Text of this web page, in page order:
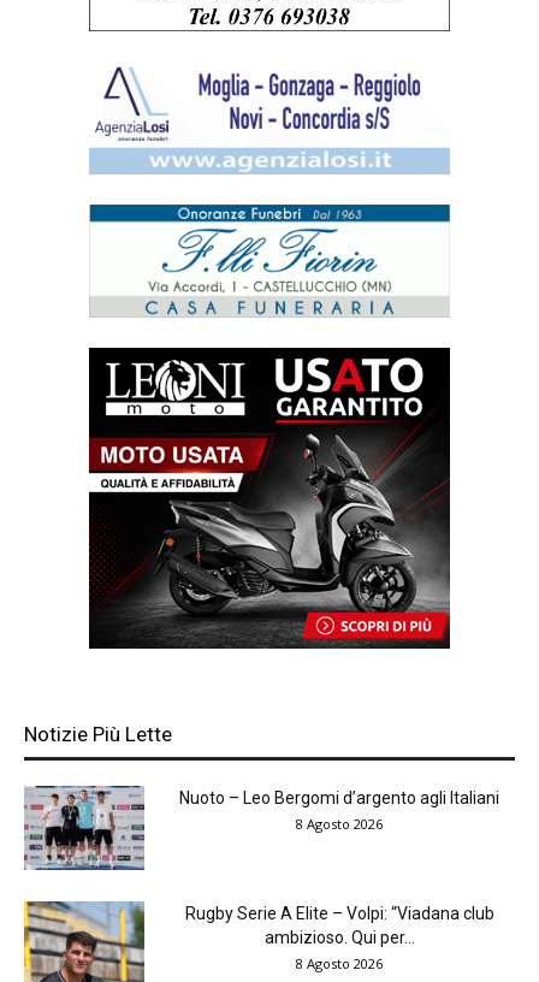
Notizie Più Lette
Nuoto – Leo Bergomi d’argento agli Italiani
8 Agosto 2026
Rugby Serie A Elite – Volpi: “Viadana club
ambizioso. Qui per...
8 Agosto 2026